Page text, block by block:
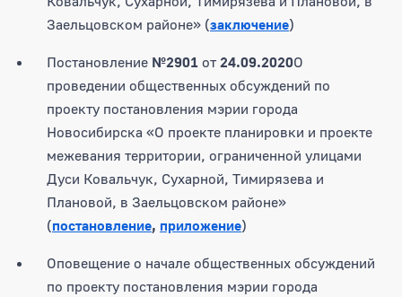
Заельцовском районе» (заключение)
Постановление №2901 от 24.09.2020О
проведении общественных обсуждений по
проекту постановления мэрии города
Новосибирска «О проекте планировки и проекте
межевания территории, ограниченной улицами
Дуси Ковальчук, Сухарной, Тимирязева и
Плановой, в Заельцовском районе»
(постановление, приложение)
Оповещение о начале общественных обсуждений
по проекту постановления мэрии города